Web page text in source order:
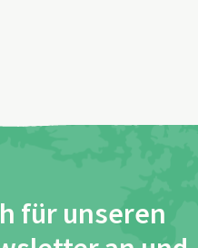
für unseren